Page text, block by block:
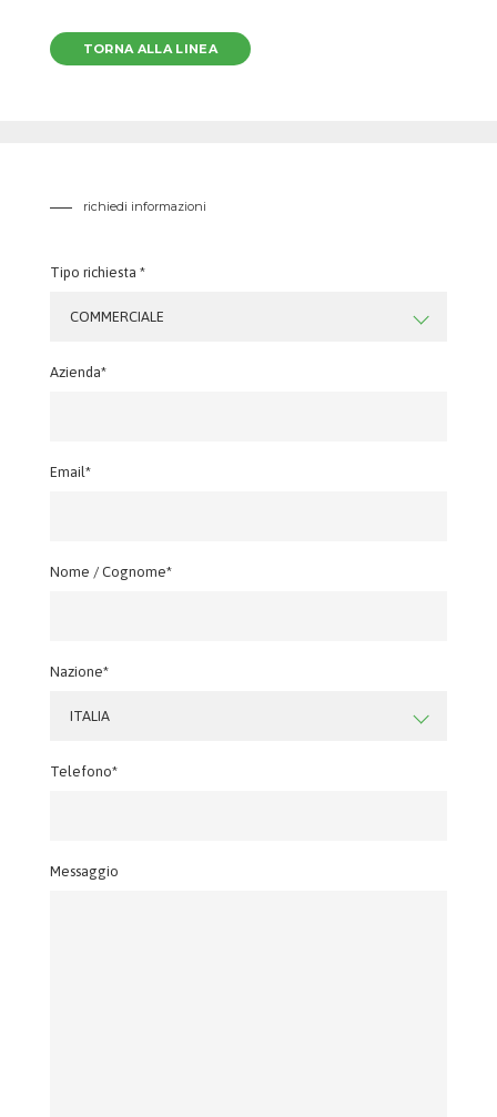
TORNA ALLA LINEA
richiedi informazioni
Tipo richiesta *
COMMERCIALE
Azienda*
Email*
Nome / Cognome*
Nazione*
ITALIA
Telefono*
Messaggio